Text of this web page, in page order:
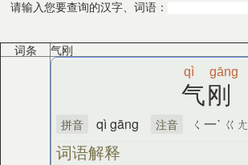
请输入您要查询的汉字、词语：
词条 气刚
qì gāng
气刚
拼音
qì gāng 注音 ㄑ一ˋ ㄍㄤ
词语解释